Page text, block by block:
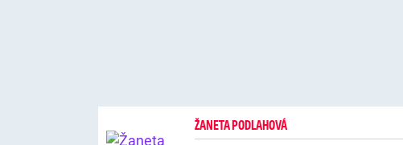
ŽANETA PODLAHOVÁ